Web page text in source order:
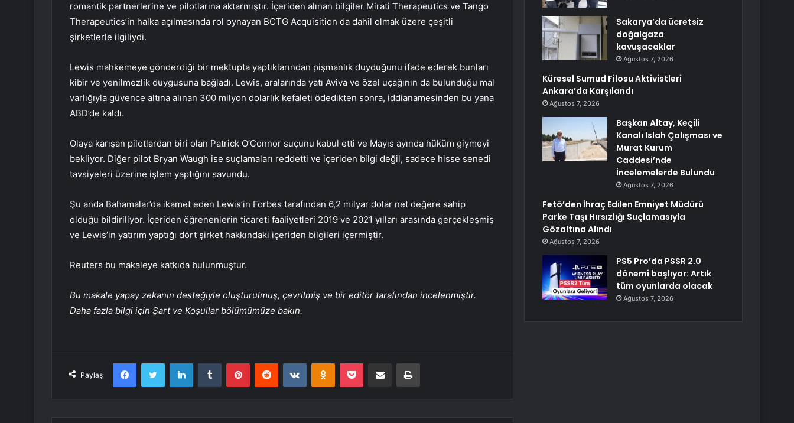
romantik partnerlerine ve pilotlarına aktarmıştır. İçeriden alınan bilgiler Mirati Therapeutics ve Tango
Therapeutics’in halka açılmasında rol oynayan BCTG Acquisition da dahil olmak üzere çeşitli
şirketlerle ilgiliydi.
Lewis mahkemeye gönderdiği bir mektupta yaptıklarından pişmanlık duyduğunu ifade ederek bunları
kibir ve yenilmezlik duygusuna bağladı. Lewis, aralarında yatı Aviva ve özel uçağının da bulunduğu mal
varlığıyla güvence altına alınan 300 milyon dolarlık kefaleti ödedikten sonra, iddianamesinden bu yana
ABD’de kaldı.
Olaya karışan pilotlardan biri olan Patrick O’Connor suçunu kabul etti ve Mayıs ayında hüküm giymeyi
bekliyor. Diğer pilot Bryan Waugh ise suçlamaları reddetti ve içeriden bilgi değil, sadece hisse senedi
tavsiyeleri üzerine işlem yaptığını savundu.
Şu anda Bahamalar’da ikamet eden Lewis’in Forbes tarafından 6,2 milyar dolar net değere sahip
olduğu bildiriliyor. İçeriden öğrenenlerin ticareti faaliyetleri 2019 ve 2021 yılları arasında gerçekleşmiş
ve Lewis’in yatırım yaptığı dört şirket hakkındaki içeriden bilgileri içermiştir.
Reuters bu makaleye katkıda bulunmuştur.
Bu makale yapay zekanın desteğiyle oluşturulmuş, çevrilmiş ve bir editör tarafından incelenmiştir.
Daha fazla bilgi için Şart ve Koşullar bölümümüze bakın.
Paylaş
FacebookTwitter LinkedInTumblr PinterestReddit VKontakteOdnoklassniki
Pocket E-Posta ile paylaş Yazdır
Sakarya’da ücretsiz
doğalgaza
kavuşacaklar
Ağustos 7, 2026
Küresel Sumud Filosu Aktivistleri
Ankara’da Karşılandı
Ağustos 7, 2026
Başkan Altay, Keçili
Kanalı Islah Çalışması ve
Murat Kurum
Caddesi’nde
İncelemelerde Bulundu
Ağustos 7, 2026
Fetö’den İhraç Edilen Emniyet Müdürü
Parke Taşı Hırsızlığı Suçlamasıyla
Gözaltına Alındı
Ağustos 7, 2026
PS5 Pro’da PSSR 2.0
dönemi başlıyor: Artık
tüm oyunlarda olacak
Ağustos 7, 2026